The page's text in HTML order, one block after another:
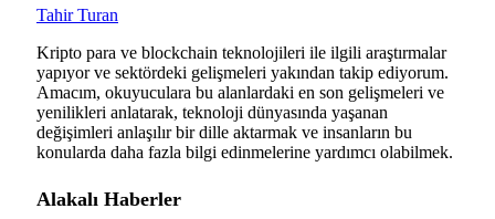
Tahir Turan
Kripto para ve blockchain teknolojileri ile ilgili araştırmalar
yapıyor ve sektördeki gelişmeleri yakından takip ediyorum.
Amacım, okuyuculara bu alanlardaki en son gelişmeleri ve
yenilikleri anlatarak, teknoloji dünyasında yaşanan
değişimleri anlaşılır bir dille aktarmak ve insanların bu
konularda daha fazla bilgi edinmelerine yardımcı olabilmek.
Alakalı Haberler